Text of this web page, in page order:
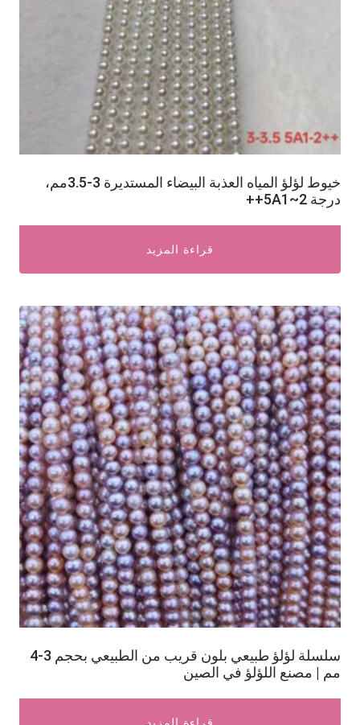
خيوط لؤلؤ المياه العذبة البيضاء المستديرة 3-3.5مم،
درجة 5A1~2++
قراءة المزيد
سلسلة لؤلؤ طبيعي بلون قريب من الطبيعي بحجم 3-4
مم | مصنع اللؤلؤ في الصين